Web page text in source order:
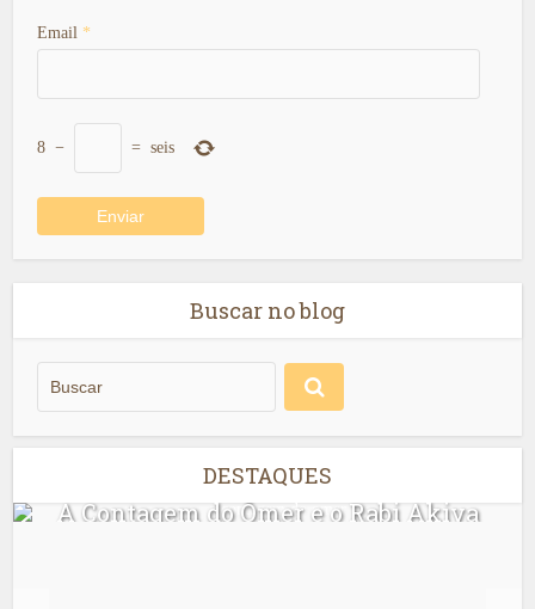
Email *
8 − = seis
Buscar no blog
DESTAQUES
Ler Avót até Shavuót